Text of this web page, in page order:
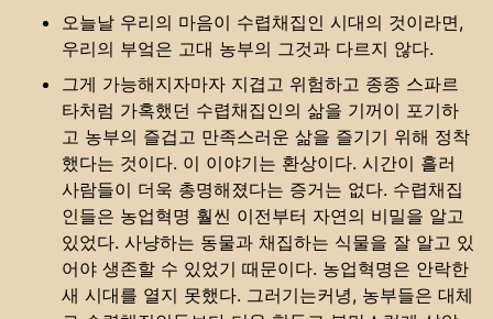
오늘날 우리의 마음이 수렵채집인 시대의 것이라면,
우리의 부엌은 고대 농부의 그것과 다르지 않다.
그게 가능해지자마자 지겹고 위험하고 종종 스파르
타처럼 가혹했던 수렵채집인의 삶을 기꺼이 포기하
고 농부의 즐겁고 만족스러운 삶을 즐기기 위해 정착
했다는 것이다. 이 이야기는 환상이다. 시간이 흘러
사람들이 더욱 총명해졌다는 증거는 없다. 수렵채집
인들은 농업혁명 훨씬 이전부터 자연의 비밀을 알고
있었다. 사냥하는 동물과 채집하는 식물을 잘 알고 있
어야 생존할 수 있었기 때문이다. 농업혁명은 안락한
새 시대를 열지 못했다. 그러기는커녕, 농부들은 대체